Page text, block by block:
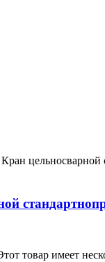
Кран
товар имеет